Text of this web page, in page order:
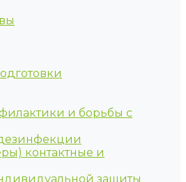
и борьбы с
контактные и
защиты